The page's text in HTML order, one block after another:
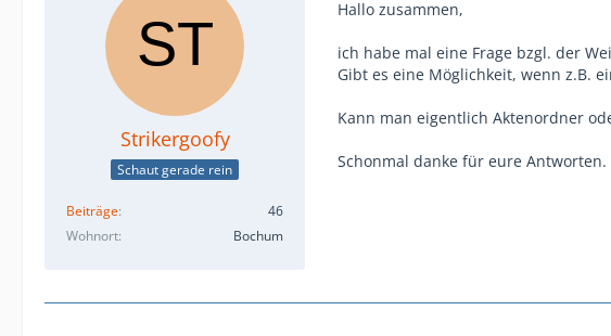
Strikergoofy
Schaut gerade rein
Beiträge
46
Wohnort
Bochum
Hallo zusammen,
ich habe mal eine Frage bzgl. der
Gibt es eine Möglichkeit, wenn z.B.
Kann man eigentlich Aktenordner
Schonmal danke für eure Antworten.